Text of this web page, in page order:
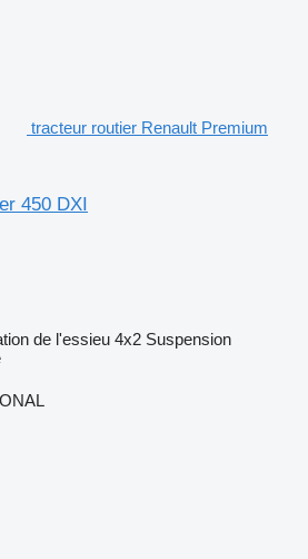
tracteur routier Renault Premium
450 DXI
de l'essieu 4x2 Suspension